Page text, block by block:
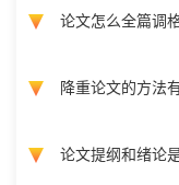
论文怎么全篇调
降重论文的方法
论文提纲和绪论